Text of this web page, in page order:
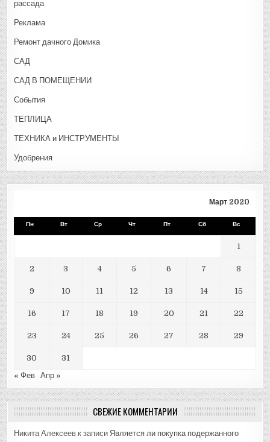
рассада
Реклама
Ремонт дачного Домика
САД
САД В ПОМЕЩЕНИИ
События
ТЕПЛИЦА
ТЕХНИКА и ИНСТРУМЕНТЫ
Удобрения
Март 2020
Пн Вт Ср Чт Пт Сб Вс
1
2 3 4 5 6 7 8
9 10 11 12 13 14 15
16 17 18 19 20 21 22
23 24 25 26 27 28 29
30
31
« Фев
Апр »
СВЕЖИЕ КОММЕНТАРИИ
Никита Алексеев к записиЯвляется ли покупка подержанного